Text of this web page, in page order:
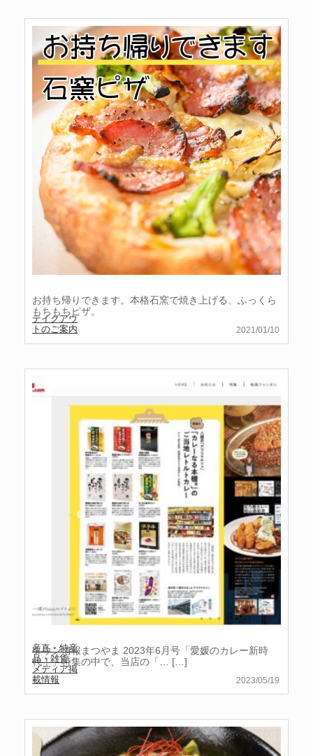
2021/01/10
テイクアウ
トのご案内
お持ち帰りできます。本格石窯で焼き上げる、ふっくら
もちもちピザ。
2023/05/19
産直・特産
品・雑貨,
メディア掲
載情報
タウン情報まつやま 2023年6月号「愛媛のカレー新時
代！」特集の中で、当店の「… […]